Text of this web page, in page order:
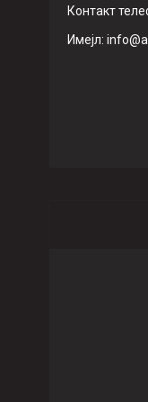
Контакт
Имeјл: